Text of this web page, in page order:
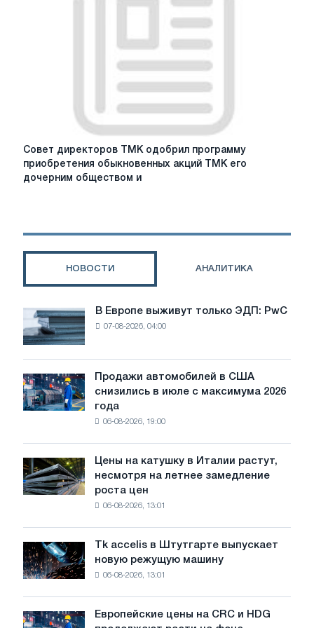
Совет
директоров
обыкновенных
делистинг
расписок
Совет директоров ТМК одобрил программу
приобретения обыкновенных акций ТМК его
дочерним обществом и
НОВОСТИ АНАЛИТИКА
Европе
выживут
только
ЭДП:
PwC
В Европе выживут только ЭДП: PwC
07-08-2026, 04:00
Продажи
автомобилей
в
июле
с
максимума
года
Продажи автомобилей в США
снизились в июле с максимума 2026
года
06-08-2026, 19:00
Цены
на
катушку
несмотря
на
летнее
замедление
роста
Цены на катушку в Италии растут,
несмотря на летнее замедление
роста цен
06-08-2026, 13:01
Tk
accelis
в
новую
Tk accelis в Штутгарте выпускает
новую режущую машину
06-08-2026, 13:01
Европейские
Европейские цены на CRC и HDG